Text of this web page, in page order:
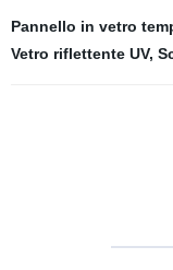
Pannello in vetro
Vetro riflettente UV,